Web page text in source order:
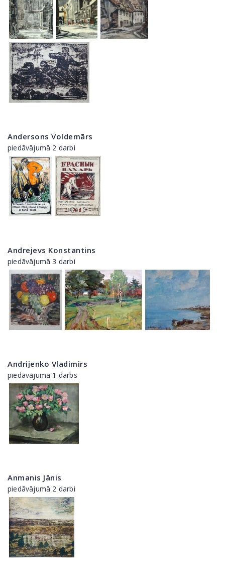
Andersons Voldemārs
piedāvājumā 2 darbi
Andrejevs Konstantins
piedāvājumā 3 darbi
Andrijenko Vladimirs
piedāvājumā 1 darbs
Anmanis Jānis
piedāvājumā 2 darbi